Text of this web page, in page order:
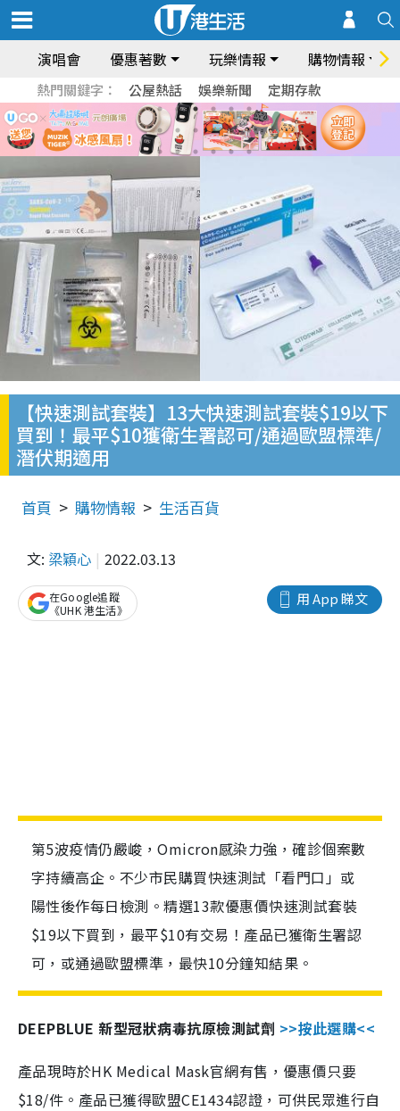
演唱會 優惠著數 玩樂情報 購物情報
熱門關鍵字： 公屋熱話 娛樂新聞 定期存款
【快速測試套裝】13大快速測試套裝$19以下
買到！最平$10獲衛生署認可/通過歐盟標準/
潛伏期適用
首頁 購物情報 生活百貨
文: 梁穎心 2022.03.13
用 App 睇文
在Google追蹤
《UHK 港生活》
第5波疫情仍嚴峻，Omicron感染力強，確診個案數
字持續高企。不少市民購買快速測試「看門口」或
陽性後作每日檢測。精選13款優惠價快速測試套裝
$19以下買到，最平$10有交易！產品已獲衛生署認
可，或通過歐盟標準，最快10分鐘知結果。
DEEPBLUE 新型冠狀病毒抗原檢測試劑 >>按此選購<<
產品現時於HK Medical Mask官網有售，優惠價只要
$18/件。產品已獲得歐盟CE1434認證，可供民眾進行自